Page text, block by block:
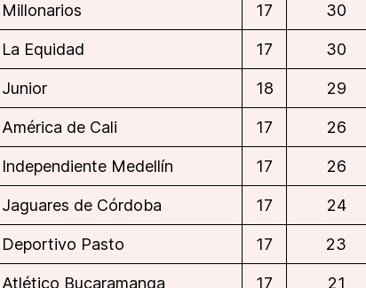
Millonarios 17 30
La Equidad 17 30
Junior 18 29
América de Cali 17 26
Independiente Medellín 17 26
Jaguares de Córdoba 17 24
Deportivo Pasto 17 23
Atlético Bucaramanga 17 21